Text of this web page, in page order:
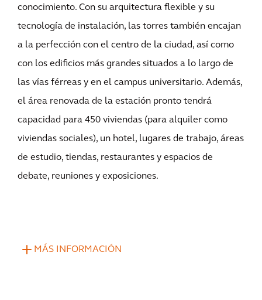
conocimiento. Con su arquitectura flexible y su
tecnología de instalación, las torres también encajan
a la perfección con el centro de la ciudad, así como
con los edificios más grandes situados a lo largo de
las vías férreas y en el campus universitario. Además,
el área renovada de la estación pronto tendrá
capacidad para 450 viviendas (para alquiler como
viviendas sociales), un hotel, lugares de trabajo, áreas
de estudio, tiendas, restaurantes y espacios de
debate, reuniones y exposiciones.
MÁS INFORMACIÓN